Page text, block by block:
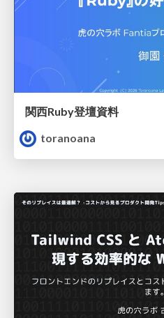
関西Ruby登壇資料
toranoana